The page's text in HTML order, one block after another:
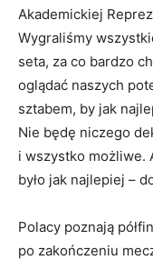
Akademickiej
Wygraliśmy
seta, za co bardzo
oglądać naszych
sztabem, by jak
Nie będę niczego
i wszystko możliwe.
było jak najlepiej –
Polacy poznają
po zakończeniu